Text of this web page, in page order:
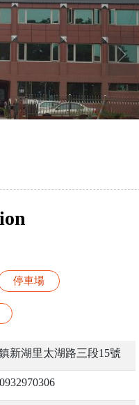
停車場
新湖里太湖路三段15號